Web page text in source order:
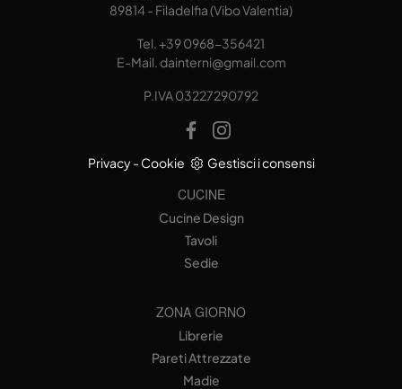
89814 - Filadelfia (Vibo Valentia)
Tel.+39 0968-356421
E-Mail. dainterni@gmail.com
P.IVA 03227290792
Privacy- Cookie Gestisci i consensi
CUCINE
Cucine Design
Tavoli
Sedie
ZONA GIORNO
Librerie
Pareti Attrezzate
Madie